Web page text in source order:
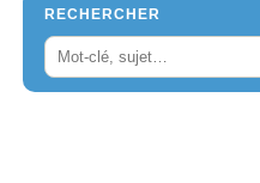
RECHERCHER